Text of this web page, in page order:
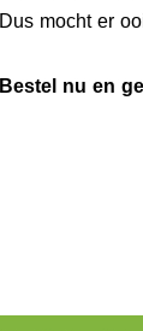
Dus mocht er
Bestel nu en